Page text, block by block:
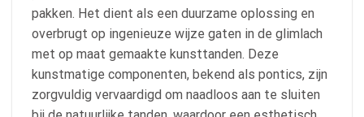
pakken. Het dient als een duurzame oplossing en
overbrugt op ingenieuze wijze gaten in de glimlach
met op maat gemaakte kunsttanden. Deze
kunstmatige componenten, bekend als pontics, zijn
zorgvuldig vervaardigd om naadloos aan te sluiten